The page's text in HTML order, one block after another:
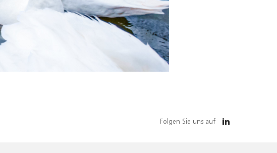
Folgen Sie uns auf